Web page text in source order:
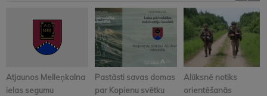
Atjaunos Melleņkalna
ielas segumu
Pastāsti savas domas
par Kopienu svētku
Alūksnē notiks
orientēšanās